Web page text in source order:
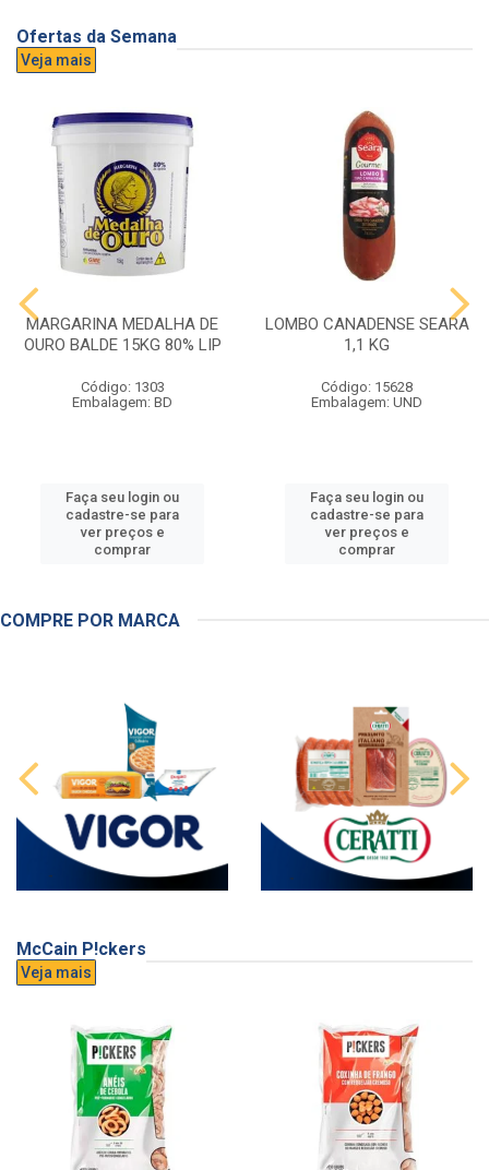
Ofertas da Semana
Veja mais
MARGARINA MEDALHA DE
OURO BALDE 15KG 80% LIP
Código: 1303
Embalagem: BD
Faça seu login ou
cadastre-se para
ver preços e
comprar
LOMBO CANADENSE SEARA
1,1 KG
Código: 15628
Embalagem: UND
Faça seu login ou
cadastre-se para
ver preços e
comprar
COMPRE POR MARCA
McCain P!ckers
Veja mais